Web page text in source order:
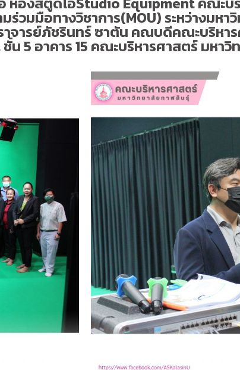
วมมือทางวิชาการ(MOU) ระหว่างมห
จารย์ภัชรินทร์ ซาตัน คณบดีคณะบริหา
5 อาคาร 15 คณะบริหารศาสตร์ มหา